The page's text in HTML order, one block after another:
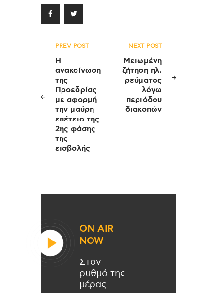
Πλοήγηση
άρθρων
PREV POST
Η
ανακοίνωση
της
Προεδρίας
με αφορμή
την μαύρη
επέτειο της
2ης φάσης
της
εισβολής
NEXT POST
Μειωμένη
ζήτηση ηλ.
ρεύματος
λόγω
περιόδου
διακοπών
ON AIR
NOW
Στον
ρυθμό της
μέρας